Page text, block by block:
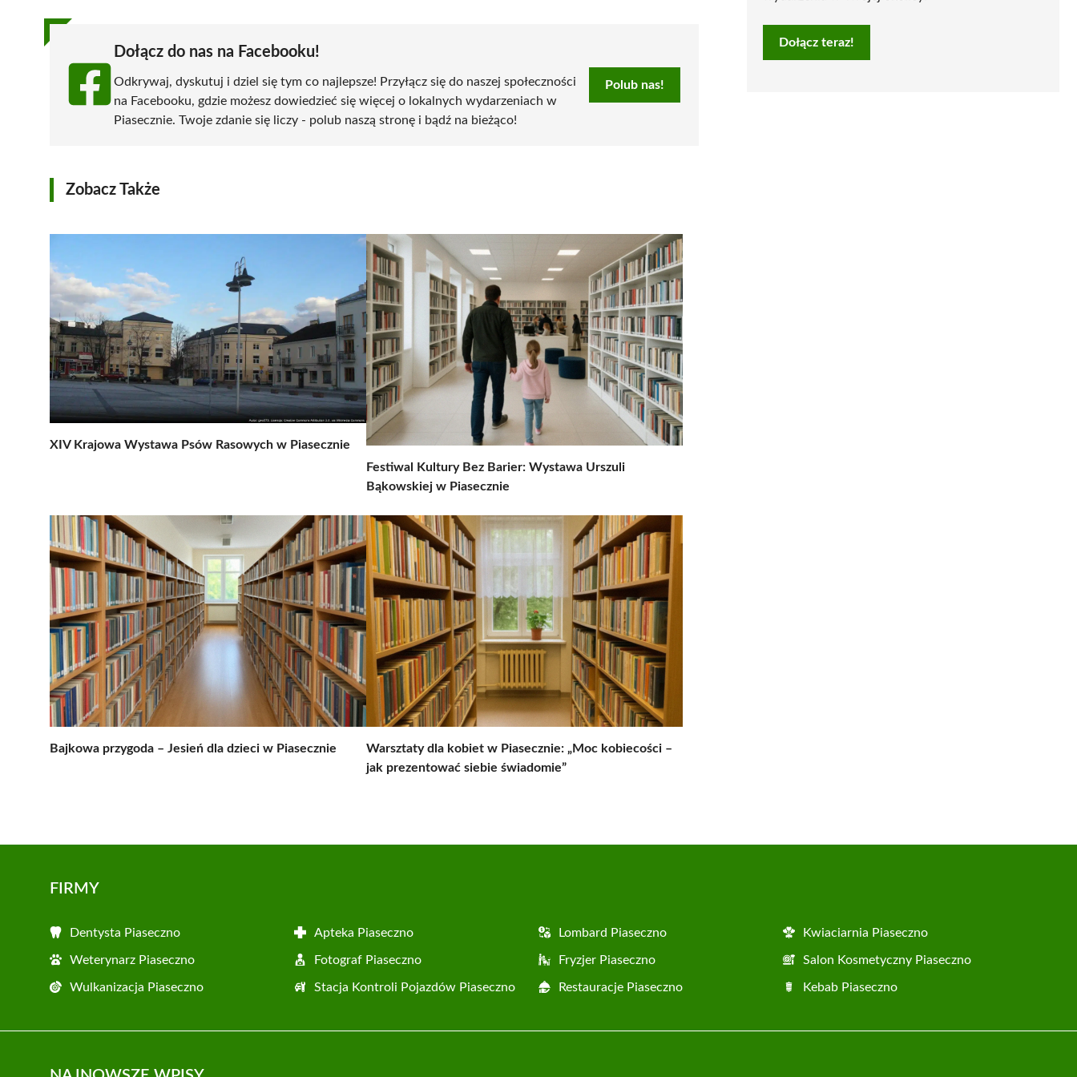
Dołącz do nas na Facebooku!
Odkrywaj, dyskutuj i dziel się tym co najlepsze! Przyłącz się do naszej społeczności
na Facebooku, gdzie możesz dowiedzieć się więcej o lokalnych wydarzeniach w
Piasecznie. Twoje zdanie się liczy - polub naszą stronę i bądź na bieżąco!
Polub nas!
Zobacz Także
XIV Krajowa Wystawa Psów Rasowych w Piasecznie
Festiwal Kultury Bez Barier: Wystawa Urszuli
Bąkowskiej w Piasecznie
Bajkowa przygoda – Jesień dla dzieci w Piasecznie
Warsztaty dla kobiet w Piasecznie: „Moc kobiecości –
jak prezentować siebie świadomie”
Dołącz teraz!
FIRMY
Dentysta Piaseczno Apteka Piaseczno Lombard Piaseczno Kwiaciarnia Piaseczno
Weterynarz Piaseczno Fotograf Piaseczno Fryzjer Piaseczno Salon Kosmetyczny Piaseczno
Wulkanizacja Piaseczno Stacja Kontroli Pojazdów Piaseczno Restauracje Piaseczno Kebab Piaseczno